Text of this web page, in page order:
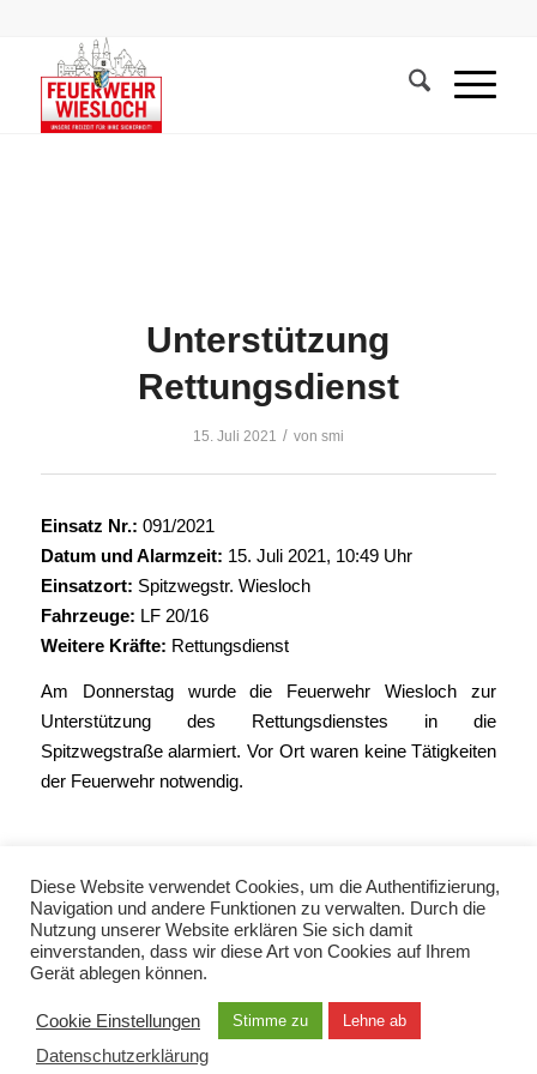
Unterstützung
Rettungsdienst
15. Juli 2021 / von smi
Einsatz Nr.: 091/2021
Datum und Alarmzeit: 15. Juli 2021, 10:49 Uhr
Einsatzort: Spitzwegstr. Wiesloch
Fahrzeuge: LF 20/16
Weitere Kräfte: Rettungsdienst
Am Donnerstag wurde die Feuerwehr Wiesloch zur
Unterstützung des Rettungsdienstes in die
Spitzwegstraße alarmiert. Vor Ort waren keine Tätigkeiten
der Feuerwehr notwendig.
© Copyright 2021 - Freiwillige Feuerwehr Wiesloch -Enfold Theme by Kriesi
Datenschutzerklärung Impressum
Diese Website verwendet Cookies, um die Authentifizierung,
Navigation und andere Funktionen zu verwalten. Durch die
Nutzung unserer Website erklären Sie sich damit
einverstanden, dass wir diese Art von Cookies auf Ihrem
Gerät ablegen können.
Cookie Einstellungen Stimme zu Lehne ab
Datenschutzerklärung